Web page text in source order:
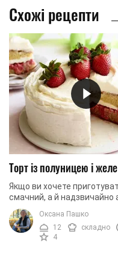
Схожі рецепти
Торт із полуницею і желе
Якщо ви хочете
смачний, а й надзвичайно
та вишуканий торт – цей
вас. Адже ми пропонуємо
приготувати торт, ...
Оксана Пашко
12
складно
4